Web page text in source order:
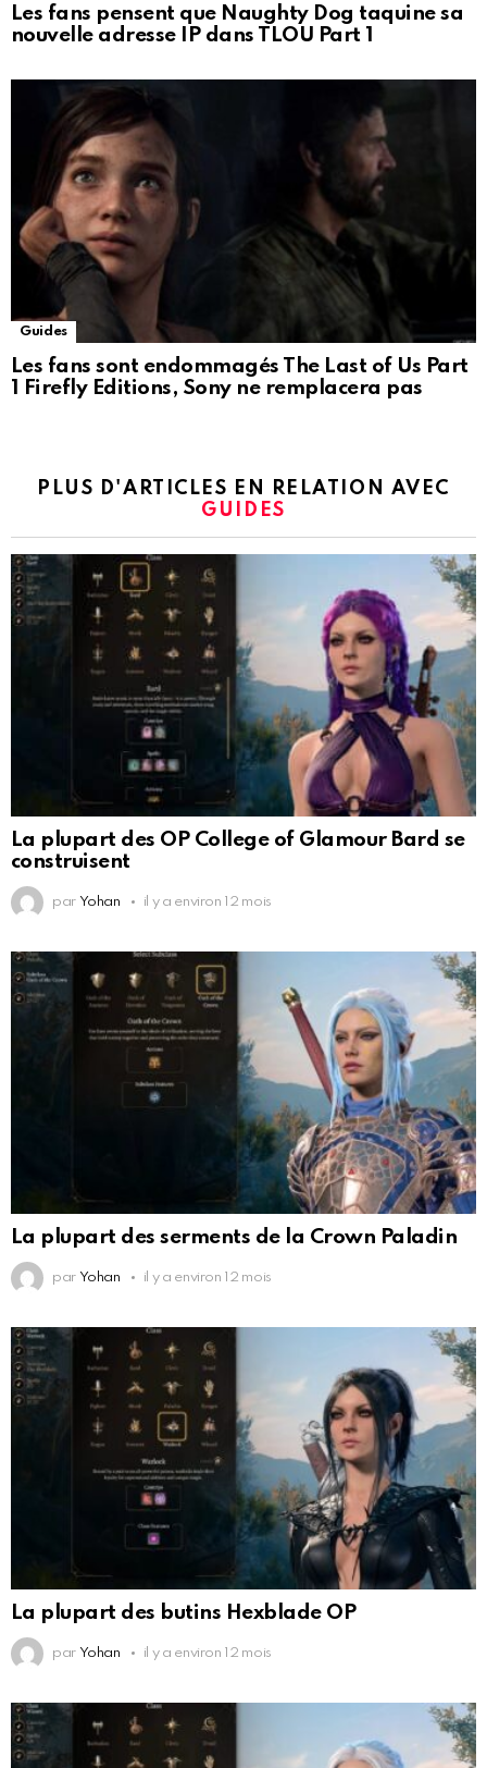
Les fans pensent que Naughty Dog taquine sa
nouvelle adresse IP dans TLOU Part 1
Guides
Les fans sont endommagés The Last of Us Part
1 Firefly Editions, Sony ne remplacera pas
PLUS D'ARTICLES EN RELATION AVEC
GUIDES
La plupart des OP College of Glamour Bard se
construisent
par Yohan il y a environ 12 mois
La plupart des serments de la Crown Paladin
par Yohan il y a environ 12 mois
La plupart des butins Hexblade OP
par Yohan il y a environ 12 mois